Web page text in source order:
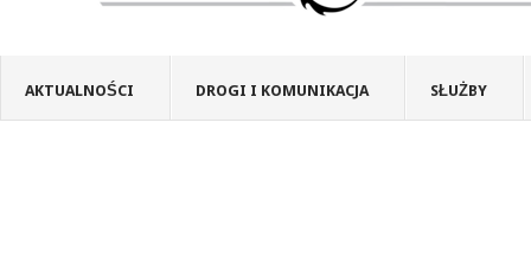
AKTUALNOŚCI DROGI I KOMUNIKACJA SŁUŻBY